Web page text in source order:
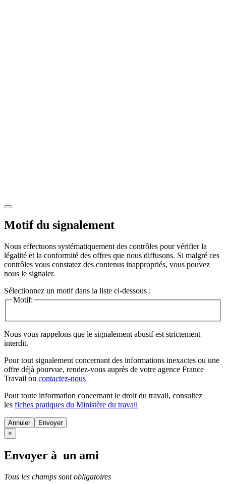
Motif du signalement
Nous effectuons systématiquement des contrôles pour vérifier la
légalité et la conformité des offres que nous diffusons. Si malgré ces
contrôles vous constatez des contenus inappropriés, vous pouvez
nous le signaler.
Sélectionnez un motif dans la liste ci-dessous :
Motif:
Nous vous rappelons que le signalement abusif est strictement
interdit.
Pour tout signalement concernant des informations inexactes ou une
offre déjà pourvue, rendez-vous auprès de votre agence France
Travail ou contactez-nous
Pour toute information concernant le droit du travail, consultez
les fiches pratiques du Ministère du travail
Annuler
×
Envoyer à un ami
Tous les champs sont obligatoires